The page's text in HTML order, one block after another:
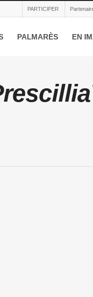
PARTICIPER
PALMARÈS EN